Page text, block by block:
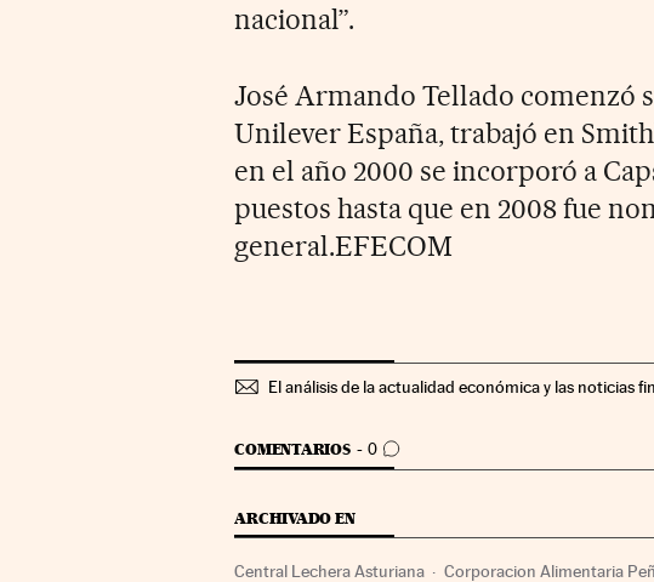
nacional”.
José Armando Tellado comenzó
Unilever España, trabajó en
en el año 2000 se incorporó a
puestos hasta que en 2008 fue
general.EFECOM
El análisis de la actualidad económica y las noticias
COMENTARIOS 0
IR A LOS COMENTARIOS
ARCHIVADO EN
Central Lechera Asturiana Corporacion Alimentaria